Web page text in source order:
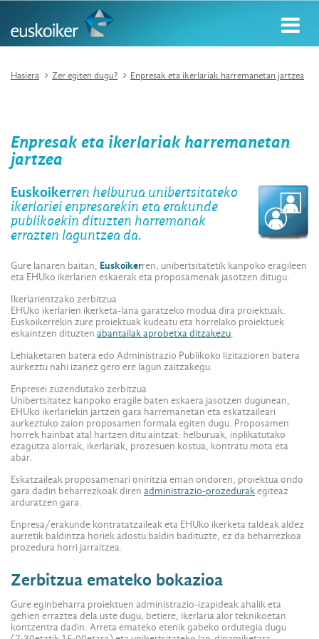
Hasiera Zer egiten dugu? Enpresak eta ikerlariak harremanetan jartzea
Enpresak eta ikerlariak harremanetan
jartzea
Euskoikerren helburua unibertsitateko
ikerlariei enpresarekin eta erakunde
publikoekin dituzten harremanak
errazten laguntzea da.
Gure lanaren baitan, Euskoikerren, unibertsitatetik kanpoko eragileen
eta EHUko ikerlarien eskaerak eta proposamenak jasotzen ditugu.
Ikerlarientzako zerbitzua
EHUko ikerlarien ikerketa-lana garatzeko modua dira proiektuak.
Euskoikerrekin zure proiektuak kudeatu eta horrelako proiektuek
eskaintzen dituzten abantailak aprobetxa ditzakezu.
Lehiaketaren batera edo Administrazio Publikoko lizitazioren batera
aurkeztu nahi izanez gero ere lagun zaitzakegu.
Enpresei zuzendutako zerbitzua
Unibertsitatez kanpoko eragile baten eskaera jasotzen dugunean,
EHUko ikerlariekin jartzen gara harremanetan eta eskatzaileari
aurkeztuko zaion proposamen formala egiten dugu. Proposamen
horrek hainbat atal hartzen ditu aintzat: helburuak, inplikatutako
ezagutza alorrak, ikerlariak, prozesuen kostua, kontratu mota eta
abar.
Eskatzaileak proposamenari oniritzia eman ondoren, proiektua ondo
gara dadin beharrezkoak diren administrazio-prozedurakegiteaz
arduratzen gara.
Enpresa/erakunde kontratatzaileak eta EHUko ikerketa taldeak aldez
aurretik baldintza horiek adostu baldin badituzte, ez da beharrezkoa
prozedura horri jarraitzea.
Zerbitzua emateko bokazioa
Gure eginbeharra proiektuen administrazio-izapideak ahalik eta
gehien erraztea dela uste dugu, betiere, ikerlaria alor teknikoetan
kontzentra dadin. Arreta emateko etenik gabeko ordutegia dugu